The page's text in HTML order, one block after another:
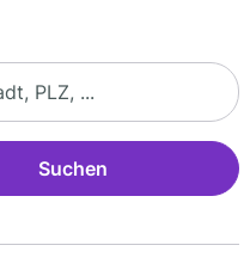
Ort
Suchen